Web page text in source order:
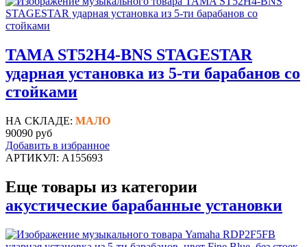
TAMA ST52H4-BNS STAGESTAR
ударная установка из 5-ти барабанов со
стойками
НА СКЛАДЕ: МАЛО
90090 руб
Добавить в избранное
АРТИКУЛ: A155693
Еще товары из категории
акустические барабанные установки